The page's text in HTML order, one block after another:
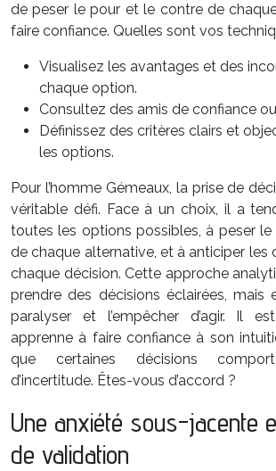
de peser le pour et le contre de
faire confiance. Quelles sont vos
Visualisez les avantages et des
chaque option.
Consultez des amis de confiance
Définissez des critères clairs et
les options.
Pour l’homme Gémeaux, la prise de
véritable défi. Face à un choix, il a
toutes les options possibles, à peser
de chaque alternative, et à anticiper les
chaque décision. Cette approche
prendre des décisions éclairées, mais
paralyser et l’empêcher d’agir. Il
apprenne à faire confiance à son
que certaines décisions
d’incertitude. Êtes-vous d’accord ?
Une anxiété sous-jacente
de validation